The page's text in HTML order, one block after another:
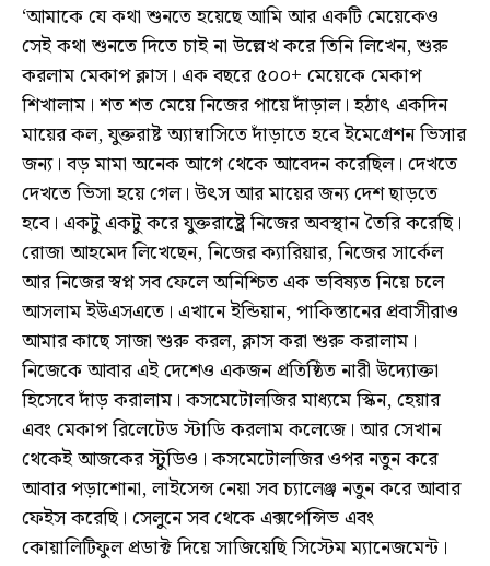
‘আমাকে যে কথা শুনতে হয়েছে আমি আর একটি মেয়েকেও
সেই কথা শুনতে দিতে চাই না উল্লেখ করে তিনি লিখেন, শুরু
করলাম মেকাপ ক্লাস। এক বছরে ৫০০+ মেয়েকে মেকাপ
শিখালাম। শত শত মেয়ে নিজের পায়ে দাঁড়াল। হঠাৎ একদিন
মায়ের কল, যুক্তরাষ্ট অ্যাম্বাসিতে দাঁড়াতে হবে ইমেগ্রেশন ভিসার
জন্য। বড় মামা অনেক আগে থেকে আবেদন করেছিল। দেখতে
দেখতে ভিসা হয়ে গেল। উৎস আর মায়ের জন্য দেশ ছাড়তে
হবে। একটু একটু করে যুক্তরাষ্ট্রে নিজের অবস্থান তৈরি করেছি।
রোজা আহমেদ লিখেছেন, নিজের ক্যারিয়ার, নিজের সার্কেল
আর নিজের স্বপ্ন সব ফেলে অনিশ্চিত এক ভবিষ্যত নিয়ে চলে
আসলাম ইউএসএতে। এখানে ইন্ডিয়ান, পাকিস্তানের প্রবাসীরাও
আমার কাছে সাজা শুরু করল, ক্লাস করা শুরু করালাম।
নিজেকে আবার এই দেশেও একজন প্রতিষ্ঠিত নারী উদ্যোক্তা
হিসেবে দাঁড় করালাম। কসমেটোলজির মাধ্যমে স্কিন, হেয়ার
এবং মেকাপ রিলেটেড স্টাডি করলাম কলেজে। আর সেখান
থেকেই আজকের স্টুডিও। কসমেটোলজির ওপর নতুন করে
আবার পড়াশোনা, লাইসেন্স নেয়া সব চ্যালেঞ্জ নতুন করে আবার
ফেইস করেছি। সেলুনে সব থেকে এক্সপেন্সিভ এবং
কোয়ালিটিফুল প্রডাক্ট দিয়ে সাজিয়েছি সিস্টেম ম্যানেজমেন্ট।